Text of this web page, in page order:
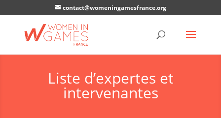
contact@womeningamesfrance.org
Liste d’expertes et
intervenantes